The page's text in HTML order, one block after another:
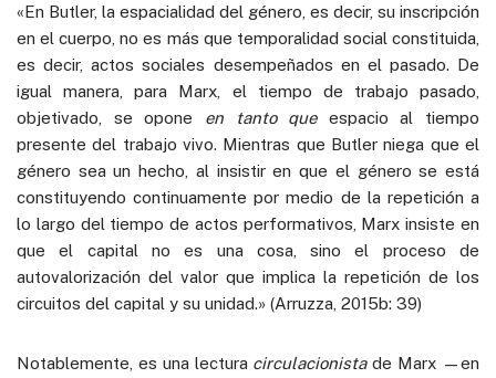
«En Butler, la espacialidad del género, es decir, su inscripción
en el cuerpo, no es más que temporalidad social constituida,
es decir, actos sociales desempeñados en el pasado. De
igual manera, para Marx, el tiempo de trabajo pasado,
objetivado, se opone en tanto queespacio al tiempo
presente del trabajo vivo. Mientras que Butler niega que el
género sea un hecho, al insistir en que el género se está
constituyendo continuamente por medio de la repetición a
lo largo del tiempo de actos performativos, Marx insiste en
que el capital no es una cosa, sino el proceso de
autovalorización del valor que implica la repetición de los
circuitos del capital y su unidad.» (Arruzza, 2015b: 39)
Notablemente, es una lectura circulacionistade Marx —en